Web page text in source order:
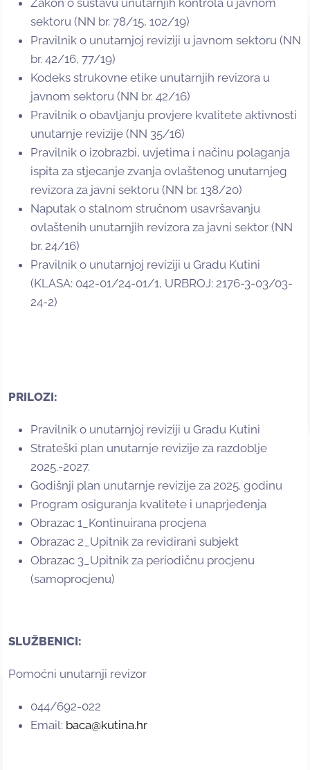
Zakon o sustavu unutarnjih kontrola u javnom
sektoru (NN br. 78/15, 102/19)
Pravilnik o unutarnjoj reviziji u javnom sektoru (NN
br. 42/16, 77/19)
Kodeks strukovne etike unutarnjih revizora u
javnom sektoru (NN br. 42/16)
Pravilnik o obavljanju provjere kvalitete aktivnosti
unutarnje revizije (NN 35/16)
Pravilnik o izobrazbi, uvjetima i načinu polaganja
ispita za stjecanje zvanja ovlaštenog unutarnjeg
revizora za javni sektoru (NN br. 138/20)
Naputak o stalnom stručnom usavršavanju
ovlaštenih unutarnjih revizora za javni sektor (NN
br. 24/16)
Pravilnik o unutarnjoj reviziji u Gradu Kutini
(KLASA: 042-01/24-01/1, URBROJ: 2176-3-03/03-
24-2)
PRILOZI:
Pravilnik o unutarnjoj reviziji u Gradu Kutini
Strateški plan unutarnje revizije za razdoblje
2025.-2027.
Godišnji plan unutarnje revizije za 2025. godinu
Program osiguranja kvalitete i unaprjeđenja
Obrazac 1_Kontinuirana procjena
Obrazac 2_Upitnik za revidirani subjekt
Obrazac 3_Upitnik za periodičnu procjenu
(samoprocjenu)
SLUŽBENICI:
Pomoćni unutarnji revizor
044/692-022
Email: baca@kutina.hr